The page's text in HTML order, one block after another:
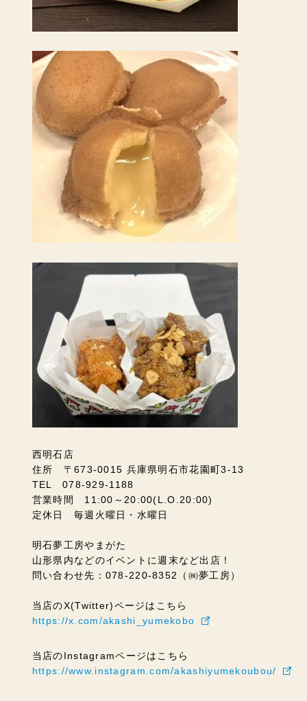
西明石店
住所 〒673-0015 兵庫県明石市花園町3-13
TEL 078-929-1188
営業時間 11:00～20:00(L.O.20:00)
定休日 毎週火曜日・水曜日
明石夢工房やまがた
山形県内などのイベントに週末など出店！
問い合わせ先：078-220-8352（㈱夢工房）
当店のX(Twitter)ページはこちら
https://x.com/akashi_yumekobo
当店のInstagramページはこちら
https://www.instagram.com/akashiyumekoubou/